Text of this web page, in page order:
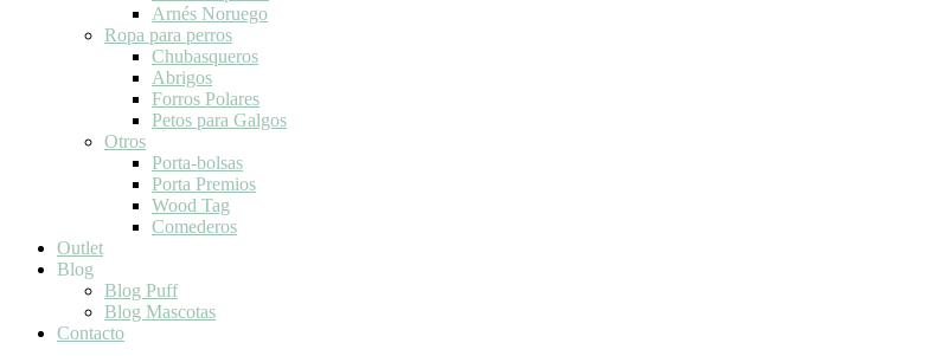
Arnés Noruego
Ropa para perros
Chubasqueros
Abrigos
Forros Polares
Petos para Galgos
Otros
Porta-bolsas
Porta Premios
Wood Tag
Comederos
Outlet
Blog
Blog Puff
Blog Mascotas
Contacto